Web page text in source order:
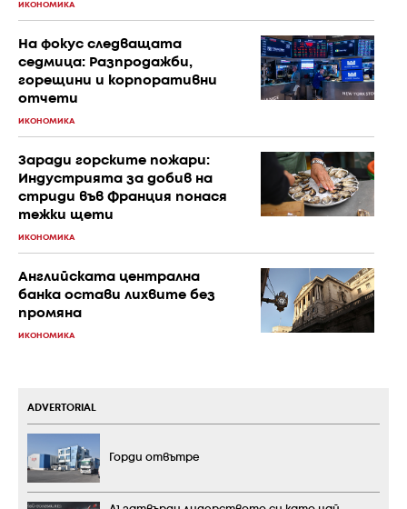
ИКОНОМИКА
На фокус следващата
седмица: Разпродажби,
горещини и корпоративни
отчети
ИКОНОМИКА
Заради горските пожари:
Индустрията за добив на
стриди във Франция понася
тежки щети
ИКОНОМИКА
Английската централна
банка остави лихвите без
промяна
ИКОНОМИКА
ADVERTORIAL
Горди отвътре